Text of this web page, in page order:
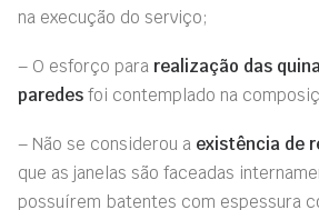
na execução do serviço;
– O esforço para realização das
paredes foi contemplado na
– Não se considerou a existência de
que as janelas são faceadas
possuírem batentes com espessura